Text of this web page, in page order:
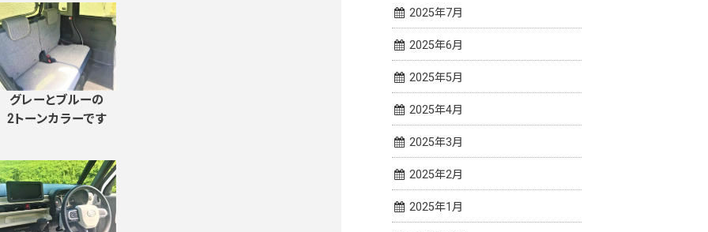
グレーとブルーの
2トーンカラーです
2025年7月
2025年6月
2025年5月
2025年4月
2025年3月
2025年2月
2025年1月